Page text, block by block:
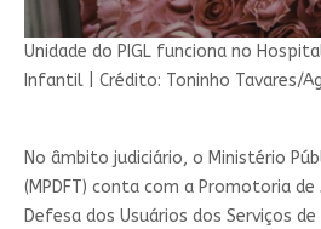
Unidade do PIGL funciona no
Infantil
Crédito: Toninho Tavares/
No âmbito judiciário, o Ministério
(MPDFT) conta com a Promotoria de
Defesa dos Usuários dos Serviços